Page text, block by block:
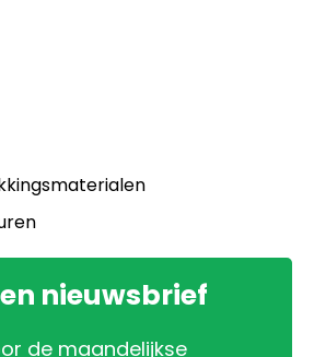
nieuwsbrief
de maandelijkse